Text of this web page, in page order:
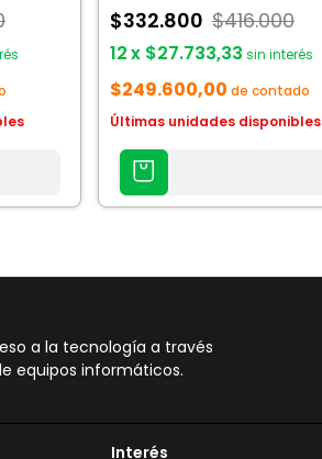
$332.800 $416.000
12x $27.733,33 sin interés
$249.600,00 de contado
Últimas unidades disponibles
AGREGAR
AL
CARRITO
a la tecnología a través
equipos informáticos.
Interés